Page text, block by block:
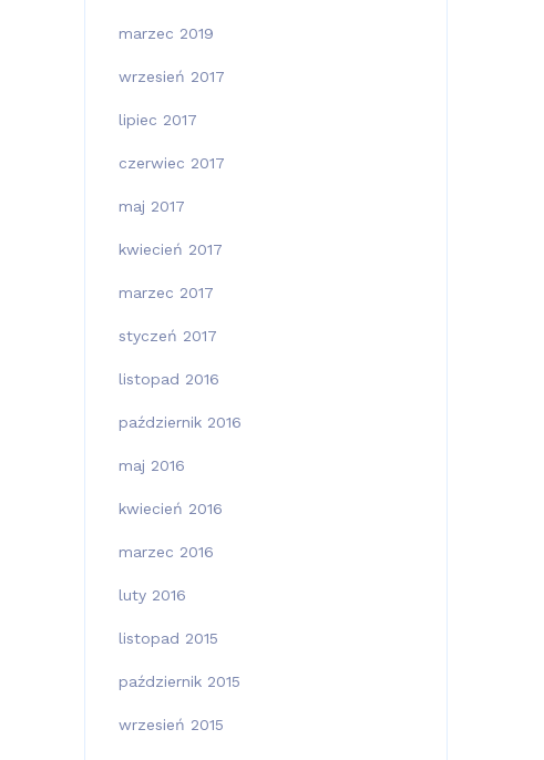
marzec 2019
wrzesień 2017
lipiec 2017
czerwiec 2017
maj 2017
kwiecień 2017
marzec 2017
styczeń 2017
listopad 2016
październik 2016
maj 2016
kwiecień 2016
marzec 2016
luty 2016
listopad 2015
październik 2015
wrzesień 2015